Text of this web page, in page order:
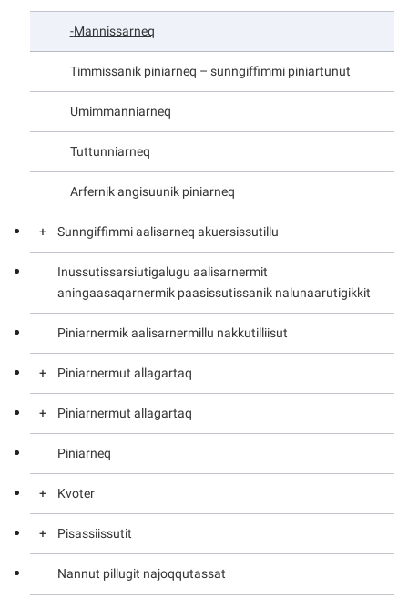
Mannissarneq
Timmissanik piniarneq – sunngiffimmi piniartunut
Umimmanniarneq
Tuttunniarneq
Arfernik angisuunik piniarneq
Sunngiffimmi aalisarneq akuersissutillu
Sunngiffimmi kapisilinniarnissamut akuersissummik
qinnuteqarit
Sunngiffimmi aalisarneq
Sunngiffimmi saarullinniarneq
Kapisilittatit nalunaarutigikkit
Inussutissarsiutigalugu aalisarnermit
aningaasaqarnermik paasissutissanik nalunaarutigikkit
Piniarnermik aalisarnermillu nakkutilliisut
Piniarnermut allagartaq
Sunngiffimmi piniarnermut allagartaq
Takornarianut piniarnermut allagartaq
Piniarnermut allagartaq
Tuttunut umimmannullu akuersissutinik qinnuteqarit
pisannillu nalunaarlutit
Piniarneq
Kvoter
Kvoter
Pisassiissutit
Pisassiissutit
Nannut pillugit najoqqutassat